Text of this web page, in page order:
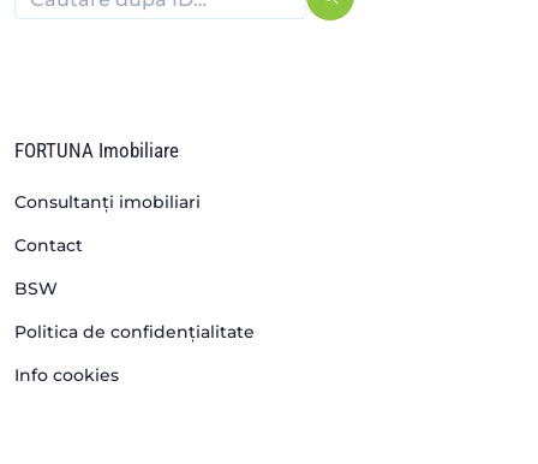
FORTUNA Imobiliare
Consultanți imobiliari
Contact
BSW
Politica de confidențialitate
Info cookies